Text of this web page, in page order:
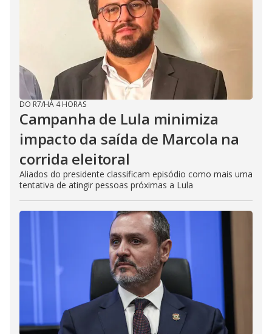
DO R7/HÁ 4 HORAS
Campanha de Lula minimiza
impacto da saída de Marcola na
corrida eleitoral
Aliados do presidente classificam episódio como mais uma
tentativa de atingir pessoas próximas a Lula